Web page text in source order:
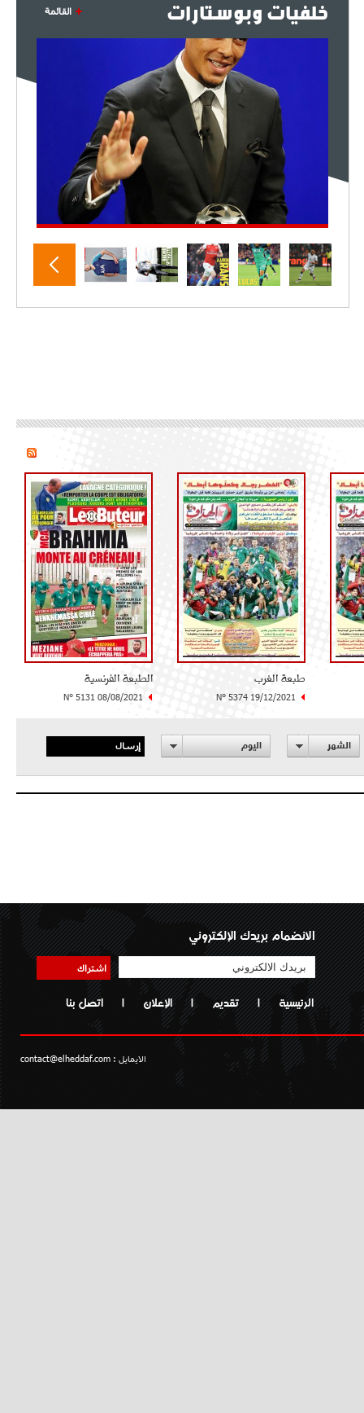
خلفيات وبوستارات القائمة
طبعة الغرب
N° 5374 19/12/2021
الطبعة الفرنسية
N° 5131 08/08/2021
الشهر اليوم إرسال
الانضمام بريدك الإلكتروني
اشتراك
الرئيسية | تقديم | الإعلان | اتصل بنا
الايمايل : contact@elheddaf.com